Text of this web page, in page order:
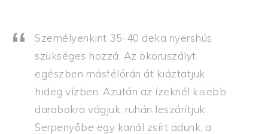
Személyenkint 35-40 deka nyershús
szükséges hozzá. Az ököruszályt
egészben másfélórán át kiáztatjuk
hideg vízben. Azután az ízeknél kisebb
darabokra vágjuk, ruhán leszárítjuk.
Serpenyőbe egy kanál zsírt adunk, a